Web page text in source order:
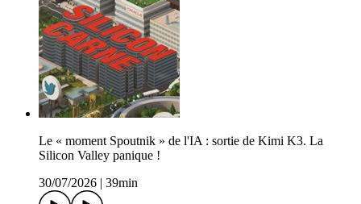
Le « moment Spoutnik » de l'IA : sortie de Kimi K3. La
Silicon Valley panique !
30/07/2026
39min